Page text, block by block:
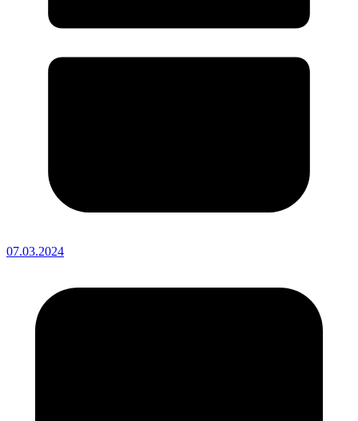
07.03.2024